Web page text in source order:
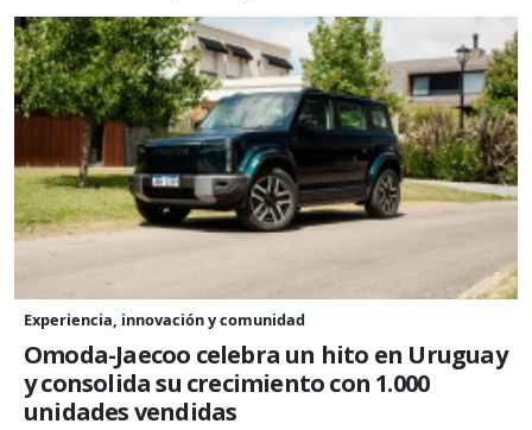
Experiencia, innovación y comunidad
Omoda-Jaecoo celebra un hito en Uruguay
y consolida su crecimiento con 1.000
unidades vendidas